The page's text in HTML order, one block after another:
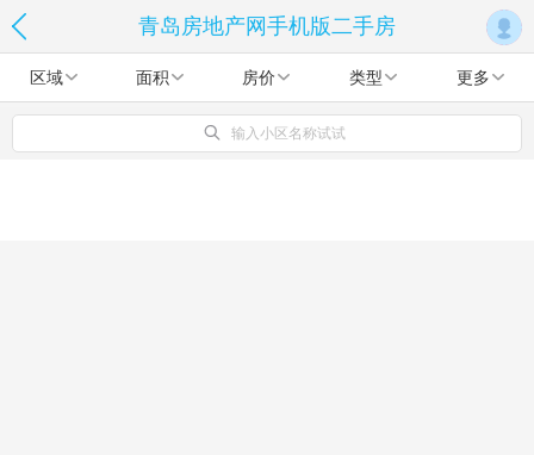
青岛房地产网手机版二手房
区域 面积 房价 类型 更多
输入小区名称试试